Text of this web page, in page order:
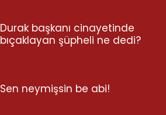
Durak başkanı cinayetinde
bıçaklayan şüpheli ne dedi?
Sen neymişsin be abi!